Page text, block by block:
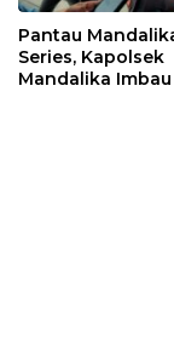
Pantau
Series, Kapolsek
Mandalika